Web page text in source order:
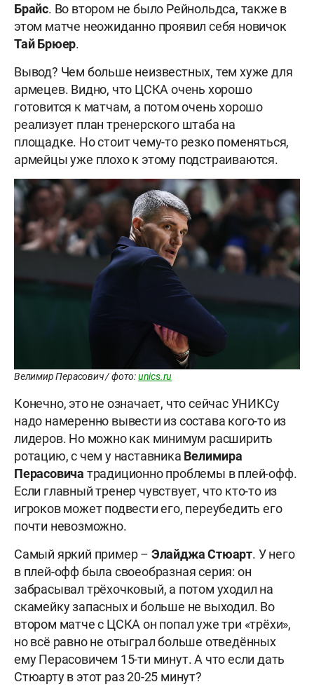
Брайс. Во втором не было Рейнольдса, также в
этом матче неожиданно проявил себя новичок
Тай Брюер.
Вывод? Чем больше неизвестных, тем хуже для
армецев. Видно, что ЦСКА очень хорошо
готовится к матчам, а потом очень хорошо
реализует план тренерского штаба на
площадке. Но стоит чему-то резко поменяться,
армейцы уже плохо к этому подстраиваются.
Велимир Перасович / фото:unics.ru
Конечно, это не означает, что сейчас УНИКСу
надо намеренно вывести из состава кого-то из
лидеров. Но можно как минимум расширить
ротацию, с чем у наставника Велимира
Перасовича традиционно проблемы в плей-офф.
Если главный тренер чувствует, что кто-то из
игроков может подвести его, переубедить его
почти невозможно.
Самый яркий пример – Элайджа Стюарт. У него
в плей-офф была своеобразная серия: он
забрасывал трёхочковый, а потом уходил на
скамейку запасных и больше не выходил. Во
втором матче с ЦСКА он попал уже три «трёхи»,
но всё равно не отыграл больше отведённых
ему Перасовичем 15-ти минут. А что если дать
Стюарту в этот раз 20-25 минут?